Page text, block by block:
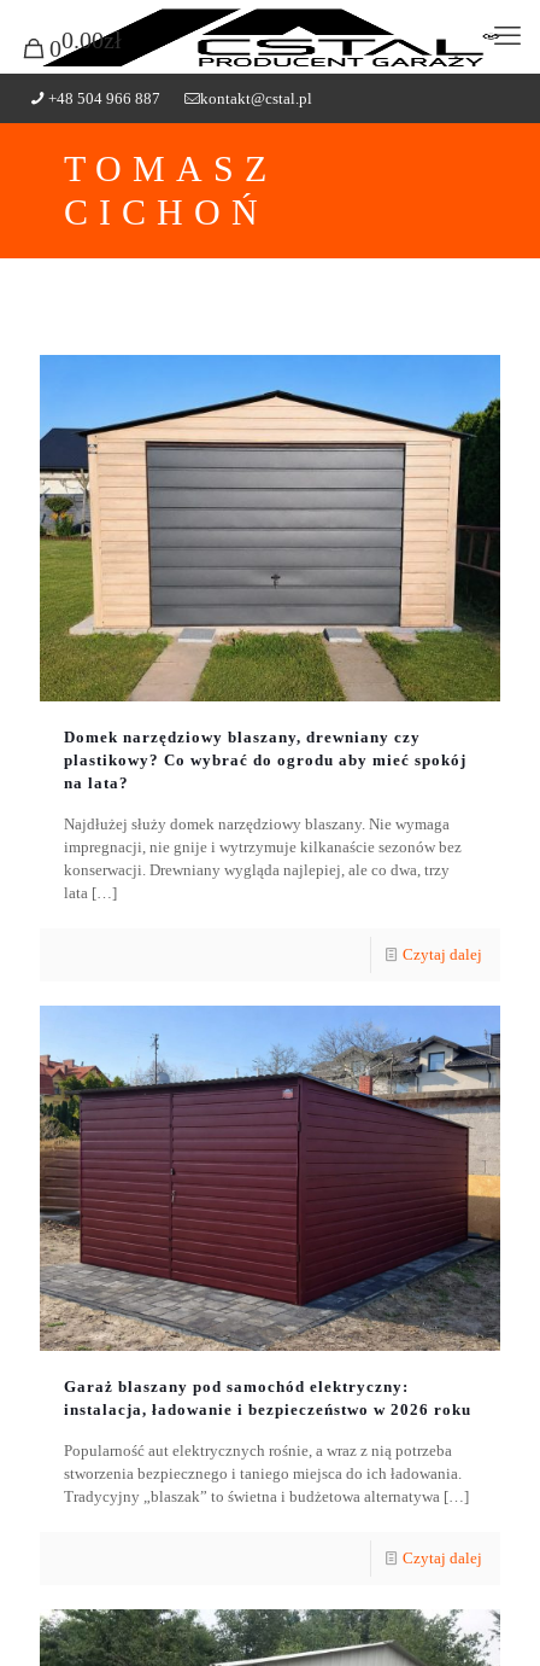
+48 504 966 887 kontakt@cstal.pl
00.00zł
TOMASZ
CICHOŃ
Domek narzędziowy blaszany, drewniany czy
plastikowy? Co wybrać do ogrodu aby mieć spokój
na lata?
Najdłużej służy domek narzędziowy blaszany. Nie wymaga
impregnacji, nie gnije i wytrzymuje kilkanaście sezonów bez
konserwacji. Drewniany wygląda najlepiej, ale co dwa, trzy
lata […]
Czytaj dalej
Garaż blaszany pod samochód elektryczny:
instalacja, ładowanie i bezpieczeństwo w 2026 roku
Popularność aut elektrycznych rośnie, a wraz z nią potrzeba
stworzenia bezpiecznego i taniego miejsca do ich ładowania.
Tradycyjny „blaszak” to świetna i budżetowa alternatywa […]
Czytaj dalej